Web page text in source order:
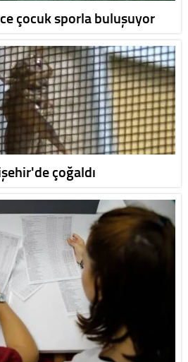
çocuk sporla buluşuyor
çoğaldı